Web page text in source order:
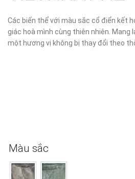
Các biến thể với màu sắc cổ điển kết
giác hoà mình cùng thiên nhiên. Mang
một hương vị không bị thay đổi theo
Màu sắc